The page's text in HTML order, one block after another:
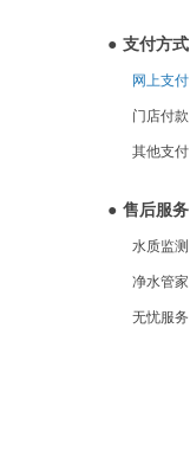
● 支付方式
网上支付
门店付款
其他支付
● 售后服务
水质监测
净水管家
无忧服务